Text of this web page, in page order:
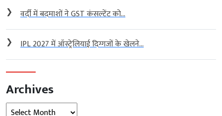
❯ वर्दी में बदमाशों ने GST कंसल्टेंट को...
❯ IPL 2027 में ऑस्ट्रेलियाई दिग्गजों के खेलने...
Archives
Archives